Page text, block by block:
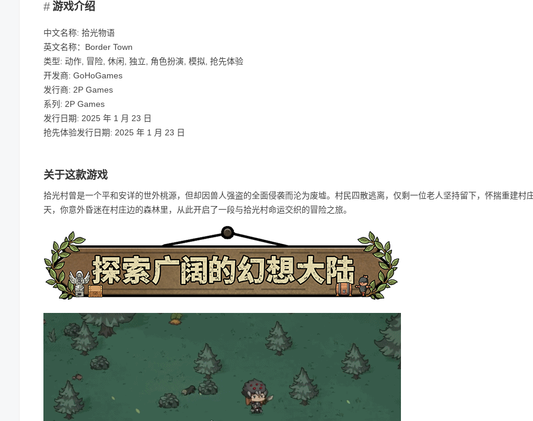
游戏介绍
中文名称: 拾光物语
英文名称：Border Town
类型: 动作, 冒险, 休闲, 独立, 角色扮演, 模拟, 抢先体验
开发商: GoHoGames
发行商: 2P Games
系列: 2P Games
发行日期: 2025 年 1 月 23 日
抢先体验发行日期: 2025 年 1 月 23 日
关于这款游戏
拾光村曾是一个平和安详的世外桃源，但却因兽人强盗的全面侵袭而沦为废墟。村民四散逃离，仅剩一位老人坚持留下，怀揣重建村
天，你意外昏迷在村庄边的森林里，从此开启了一段与拾光村命运交织的冒险之旅。